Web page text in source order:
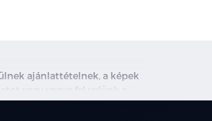
vezetőülés
ajánlattételnek, a képek
vagy vegye fel velünk a
THM tájékoztató jellegű,